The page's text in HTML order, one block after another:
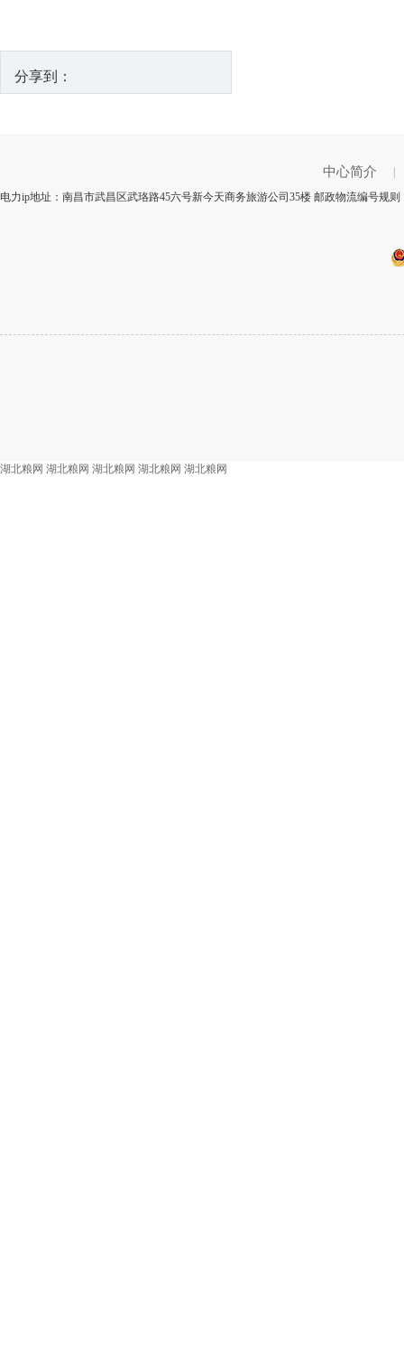
分享到：
中心简介
电力ip地址：南昌市武昌区武珞路45六号新今天商务旅游公司35楼 邮政物流编号规
湖北粮网 湖北粮网 湖北粮网 湖北粮网 湖北粮网